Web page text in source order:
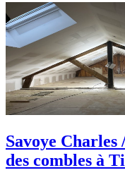
Savoye
des combles à